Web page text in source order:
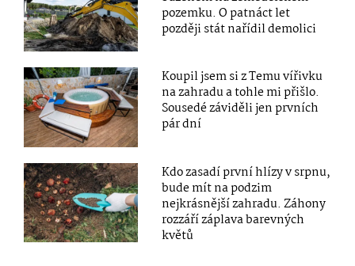
pozemku. O patnáct let
později stát nařídil demolici
Koupil jsem si z Temu vířivku
na zahradu a tohle mi přišlo.
Sousedé záviděli jen prvních
pár dní
Kdo zasadí první hlízy v srpnu,
bude mít na podzim
nejkrásnější zahradu. Záhony
rozzáří záplava barevných
květů